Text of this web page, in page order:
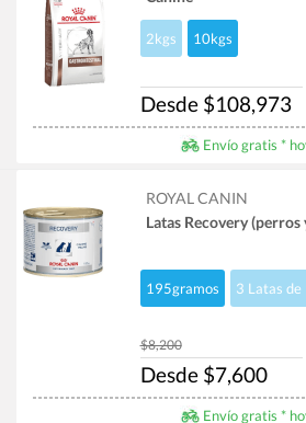
2kgs 10kgs
Desde $108,973
Envío gratis *
ROYAL CANIN
Latas Recovery (perros
195gramos 3 Latas
$8,200
Desde $7,600
Envío gratis *